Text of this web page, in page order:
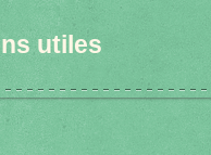
utiles